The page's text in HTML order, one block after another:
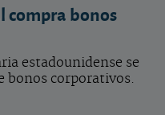
compra bonos
estadounidense se
bonos corporativos.